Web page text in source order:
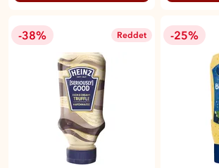
-38% Reddet -25%